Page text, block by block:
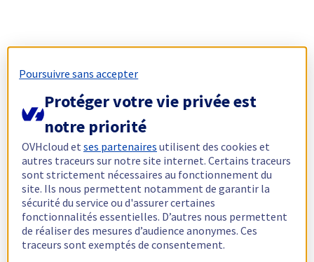
Poursuivre sans accepter
Protéger votre vie privée est
notre priorité
OVHcloud etses partenaires utilisent des cookies et
autres traceurs sur notre site internet. Certains traceurs
sont strictement nécessaires au fonctionnement du
site. Ils nous permettent notamment de garantir la
sécurité du service ou d'assurer certaines
fonctionnalités essentielles. D’autres nous permettent
de réaliser des mesures d’audience anonymes. Ces
traceurs sont exemptés de consentement.